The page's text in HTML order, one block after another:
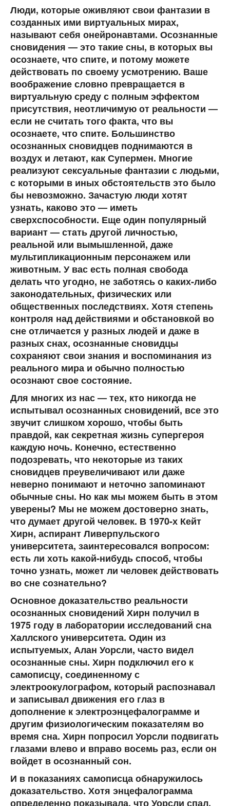
Люди, которые оживляют свои фантазии в
созданных ими виртуальных мирах,
называют себя онейронавтами. Осознанные
сновидения — это такие сны, в которых вы
осознаете, что спите, и потому можете
действовать по своему усмотрению. Ваше
воображение словно превращается в
виртуальную среду с полным эффектом
присутствия, неотличимую от реальности —
если не считать того факта, что вы
осознаете, что спите. Большинство
осознанных сновидцев поднимаются в
воздух и летают, как Супермен. Многие
реализуют сексуальные фантазии с людьми,
с которыми в иных обстоятельств это было
бы невозможно. Зачастую люди хотят
узнать, каково это — иметь
сверхспособности. Еще один популярный
вариант — стать другой личностью,
реальной или вымышленной, даже
мультипликационным персонажем или
животным. У вас есть полная свобода
делать что угодно, не заботясь о каких-либо
законодательных, физических или
общественных последствиях. Хотя степень
контроля над действиями и обстановкой во
сне отличается у разных людей и даже в
разных снах, осознанные сновидцы
сохраняют свои знания и воспоминания из
реального мира и обычно полностью
осознают свое состояние.
Для многих из нас — тех, кто никогда не
испытывал осознанных сновидений, все это
звучит слишком хорошо, чтобы быть
правдой, как секретная жизнь супергероя
каждую ночь. Конечно, естественно
подозревать, что некоторые из таких
сновидцев преувеличивают или даже
неверно понимают и неточно запоминают
обычные сны. Но как мы можем быть в этом
уверены? Мы не можем достоверно знать,
что думает другой человек. В 1970-х Кейт
Хирн, аспирант Ливерпульского
университета, заинтересовался вопросом:
есть ли хоть какой-нибудь способ, чтобы
точно узнать, может ли человек действовать
во сне сознательно?
Основное доказательство реальности
осознанных сновидений Хирн получил в
1975 году в лаборатории исследований сна
Халлского университета. Один из
испытуемых, Алан Уорсли, часто видел
осознанные сны. Хирн подключил его к
самописцу, соединенному с
электроокулографом, который распознавал
и записывал движения его глаз в
дополнение к электроэнцефалограмме и
другим физиологическим показателям во
время сна. Хирн попросил Уорсли подвигать
глазами влево и вправо восемь раз, если он
войдет в осознанный сон.
И в показаниях самописца обнаружилось
доказательство. Хотя энцефалограмма
определенно показывала, что Уорсли спал,